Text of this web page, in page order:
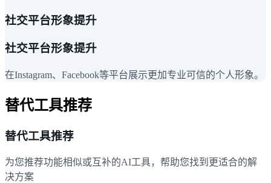
社交平台形象提升
社交平台形象提升
在Instagram、Facebook等平台展示更加专业可信的个人形象。
替代工具推荐
替代工具推荐
为您推荐功能相似或互补的AI工具，帮助您找到更适合的解
决方案